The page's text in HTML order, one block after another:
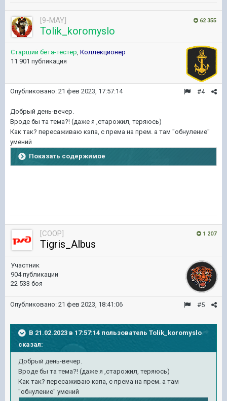
62 355
[9-MAY]
Tolik_koromyslo
Старший бета-тестер, Коллекционер
11 901 публикация
#4
Опубликовано: 21 фев 2023, 17:57:14
Добрый день-вечер.
Вроде бы та тема?! (даже я ,старожил, теряюсь)
Как так? пересаживаю кэпа, с према на прем. а там "обнуление"
умений
Показать содержимое
1 207
[COOP]
Tigris_Albus
Участник
904 публикации
22 533 боя
#5
Опубликовано: 21 фев 2023, 18:41:06
В 21.02.2023 в 17:57:14 пользователь Tolik_koromyslo
сказал:
Добрый день-вечер.
Вроде бы та тема?! (даже я ,старожил, теряюсь)
Как так? пересаживаю кэпа, с према на прем. а там
"обнуление" умений